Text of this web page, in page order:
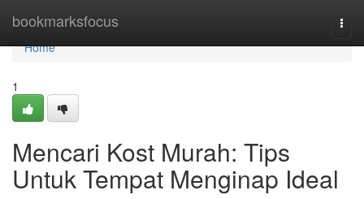
bookmarksfocus
Home
Home
1
Mencari Kost Murah: Tips
Untuk Tempat Menginap Ideal